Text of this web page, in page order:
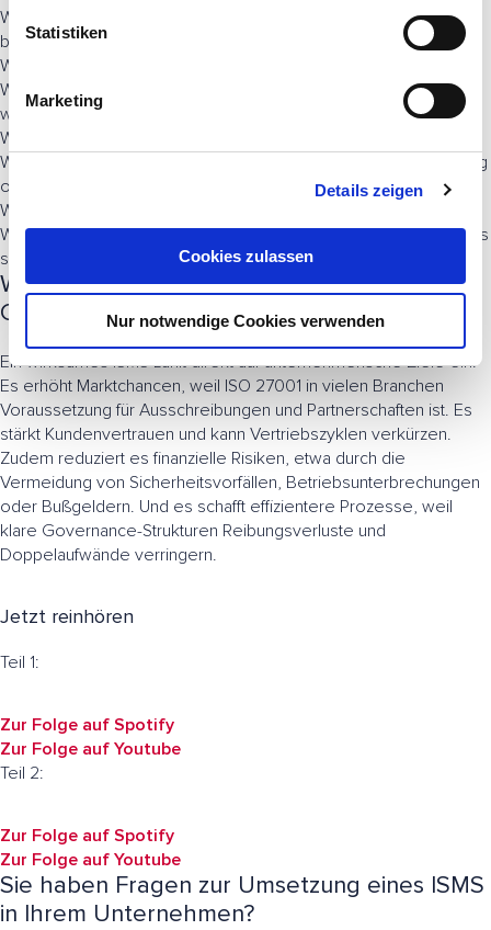
i
g
u
n
g
s
w
a
Statistiken
Marketing
Details zeigen
Cookies zulassen
Nur notwendige Cookies verwenden
Was Informationssicherheit für die Geschäftsführung konkret
bedeutet
Welche Vorteile ein ISMS aus Managementsicht schafft
Welche Aufgaben auf strategischer Ebene wahrgenommen
werden müssen
Wie ein ISMS operativ funktioniert
Wie Betrieb, Aufrechterhaltung und kontinuierliche Verbesserung
organisiert werden müssen, damit das ISMS wirksam bleibt
Welche Vorteile sich für IT und Fachbereiche ergeben
Welche typischen Fehler und Stolpersteine ein ISMS in der Praxis
scheitern lassen und wie man sie vermeidet
Wirtschaftlicher Mehrwert statt reiner
Compliance
Ein wirksames ISMS zahlt direkt auf unternehmerische Ziele ein.
Es erhöht Marktchancen, weil ISO 27001 in vielen Branchen
Voraussetzung für Ausschreibungen und Partnerschaften ist. Es
stärkt Kundenvertrauen und kann Vertriebszyklen verkürzen.
Zudem reduziert es finanzielle Risiken, etwa durch die
Vermeidung von Sicherheitsvorfällen, Betriebsunterbrechungen
oder Bußgeldern. Und es schafft effizientere Prozesse, weil
klare Governance-Strukturen Reibungsverluste und
Doppelaufwände verringern.
Jetzt reinhören
Teil 1:
Zur Folge auf Spotify
Zur Folge auf Youtube
Teil 2:
Zur Folge auf Spotify
Zur Folge auf Youtube
Sie haben Fragen zur Umsetzung eines ISMS
in Ihrem Unternehmen?